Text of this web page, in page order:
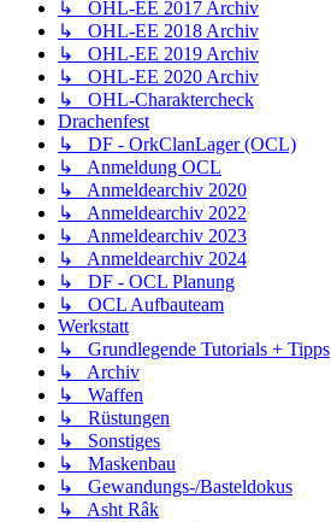
↳ OHL-EE 2017 Archiv
↳ OHL-EE 2018 Archiv
↳ OHL-EE 2019 Archiv
↳ OHL-EE 2020 Archiv
↳ OHL-Charaktercheck
Drachenfest
↳ DF - OrkClanLager (OCL)
↳ Anmeldung OCL
↳ Anmeldearchiv 2020
↳ Anmeldearchiv 2022
↳ Anmeldearchiv 2023
↳ Anmeldearchiv 2024
↳ DF - OCL Planung
↳ OCL Aufbauteam
Werkstatt
↳ Grundlegende Tutorials + Tipps
↳ Archiv
↳ Waffen
↳ Rüstungen
↳ Sonstiges
↳ Maskenbau
↳ Gewandungs-/Basteldokus
↳ Asht Râk